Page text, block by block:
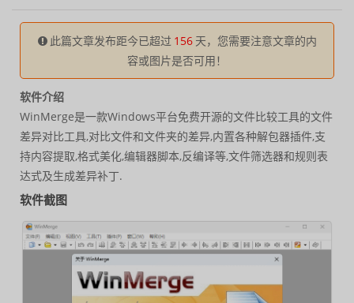
此篇文章发布距今已超过 156 天，您需要注意文章的内
容或图片是否可用！
软件介绍
WinMerge是一款Windows平台免费开源的文件比较工具的文件
差异对比工具,对比文件和文件夹的差异,内置各种解包器插件,支
持内容提取,格式美化,编辑器脚本,反编译等,文件筛选器和规则表
达式及生成差异补丁.
软件截图